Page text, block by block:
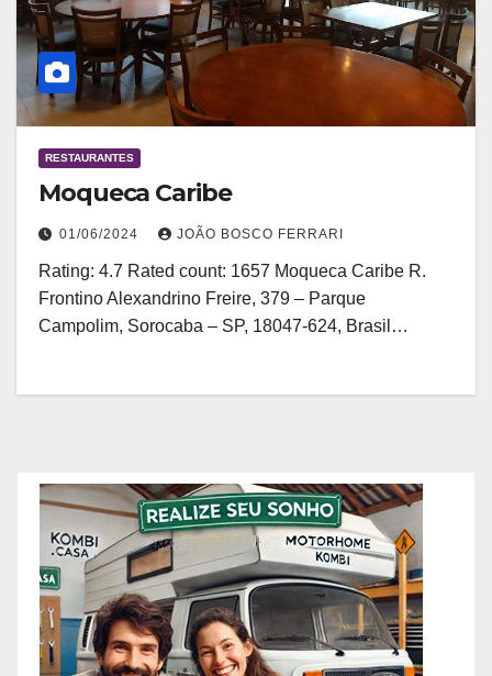
RESTAURANTES
Moqueca Caribe
01/06/2024 JOÃO BOSCO FERRARI
Rating: 4.7 Rated count: 1657 Moqueca Caribe R.
Frontino Alexandrino Freire, 379 – Parque
Campolim, Sorocaba – SP, 18047-624, Brasil…